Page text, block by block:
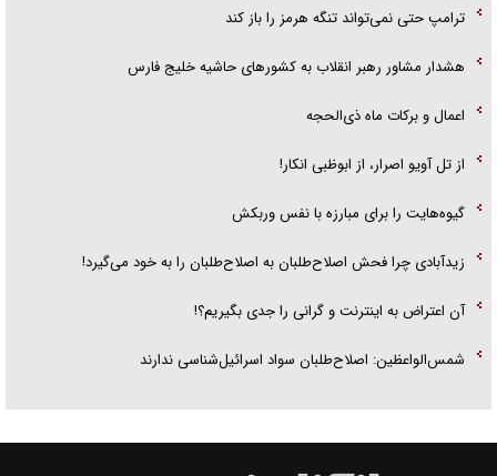
ترامپ حتی نمی‌تواند تنگه هرمز را باز کند
هشدار مشاور رهبر انقلاب به کشور‌های حاشیه خلیج فارس
اعمال و برکات ماه ذی‌الحجه
از تل آویو اصرار، از ابوظبی انکار!
گیوه‌هایت را برای مبارزه با نفس وربکش
زیدآبادی چرا فحش اصلاح‌طلبان به اصلاح‌طلبان را به خود می‌گیرد!
آن اعتراض به اینترنت و گرانی را جدی بگیریم؟!
شمس‌الواعظین: اصلاح‌طلبان سواد اسرائیل‌شناسی ندارند